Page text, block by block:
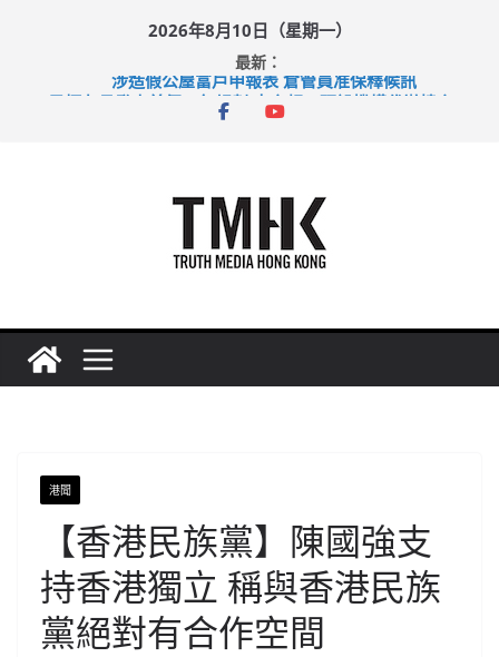
2026年8月10日（星期一）
最新：
涉造假公屋富戶申報表 倉管員准保釋候訊
港聞
【香港民族黨】陳國強支
持香港獨立 稱與香港民族
黨絕對有合作空間